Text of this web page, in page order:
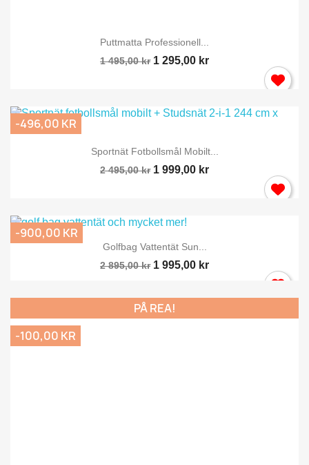
Puttmatta Professionell...
1 495,00 kr 1 295,00 kr
Sportnät Fotbollsmål Mobilt...
2 495,00 kr 1 999,00 kr
-496,00 KR
Golfbag Vattentät Sun...
2 895,00 kr 1 995,00 kr
-900,00 KR
PÅ REA!
-100,00 KR